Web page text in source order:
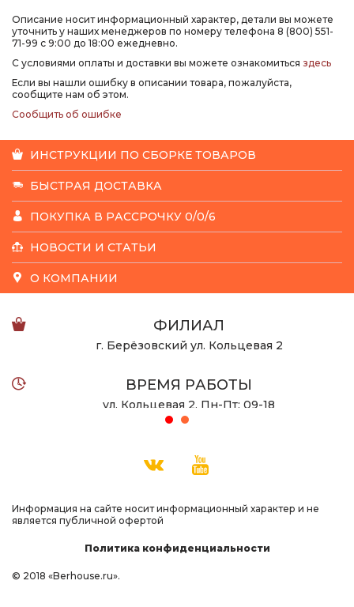
Описание носит информационный характер, детали вы можете
уточнить у наших менеджеров по номеру телефона 8 (800) 551-
71-99 с 9:00 до 18:00 ежедневно.
С условиями оплаты и доставки вы можете ознакомиться здесь
Если вы нашли ошибку в описании товара, пожалуйста,
сообщите нам об этом.
Сообщить об ошибке
ИНСТРУКЦИИ ПО СБОРКЕ ТОВАРОВ
БЫСТРАЯ ДОСТАВКА
ПОКУПКА В РАССРОЧКУ 0/0/6
НОВОСТИ И СТАТЬИ
О КОМПАНИИ
ФИЛИАЛ
г. Берёзовский ул. Кольцевая 2
ВРЕМЯ РАБОТЫ
ул. Кольцевая 2, Пн-Пт: 09-18
ул. Халтурина 53 Пн-Вс: 10-22
ТЕЛЕФОН
8 932 123-08-55
Информация на сайте носит информационный характер и не
является публичной офертой
Политика конфиденциальности
© 2018 «Berhouse.ru».